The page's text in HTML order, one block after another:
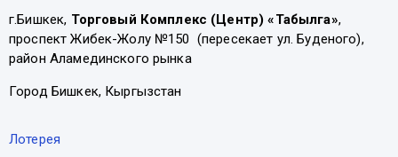
г.Бишкек, Торговый Комплекс (Центр) «Табылга»,
проспект Жибек-Жолу №150 (пересекает ул. Буденого),
район Аламединского рынка
Город Бишкек, Кыргызстан
Лотерея